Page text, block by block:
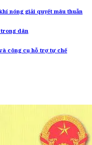
nóng giải quyết mâu thuẫn
dân
công cụ hỗ trợ tự chế